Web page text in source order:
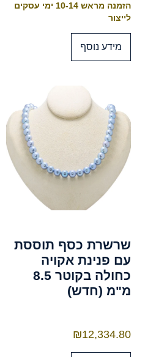
הזמנה מראש 10-14 ימי עסקים
לייצור
מידע נוסף
שרשרת כסף תוססת
עם פנינת אקויה
כחולה בקוטר 8.5
מ"מ (חדש)
₪12,334.80